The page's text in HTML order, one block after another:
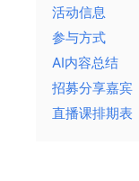
活动信息
参与方式
AI内容总结
招募分享嘉宾
直播课排期表